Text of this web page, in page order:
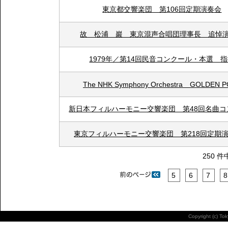
東京都交響楽団 第106回定期演奏会
故 松浦 巖 東京混声合唱団理事長 追悼
1979年／第14回民音コンクール・本選
The NHK Symphony Orchestra GOLDEN
新日本フィルハーモニー交響楽団 第48回名曲コ
東京フィルハーモニー交響楽団 第218回定
250 件
5 6 7 8
Copyright (c)